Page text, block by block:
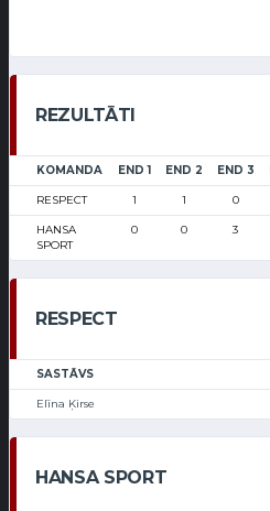
REZULTĀTI
KOMANDA END 1 END 2 END 3
RESPECT 1 1 0
HANSA
SPORT
0 0 3
RESPECT
SASTĀVS
Elīna Ķirse
HANSA SPORT